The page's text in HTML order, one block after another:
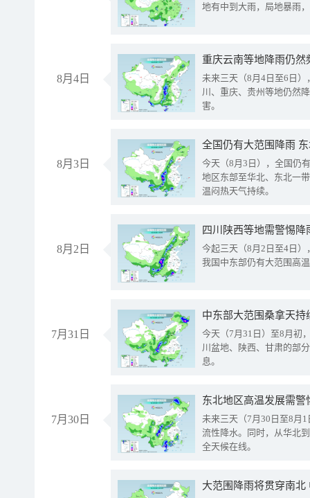
地有中到大雨，局地暴雨
8月4日
重庆云南等地降雨仍然
未来三天（8月4日至6日
川、重庆、贵州等地仍然
害。
8月3日
全国仍有大范围降雨
今天（8月3日），全国仍
地区东部至华北、东北一
温闷热天气持续。
8月2日
今起三天（8月2日至4日
我国中东部仍有大范围高
7月31日
中东部大范围桑拿天
今天（7月31日）至8月初
川盆地、陕西、甘肃的部
息。
7月30日
东北地区高温发展需
未来三天（7月30日至8月
流性降水。同时，从华北
全天候在线。
大范围降雨将贯穿南